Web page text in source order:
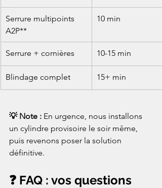
Serrure multipoints
A2P**
10 min
Serrure + cornières 10-15 min
Blindage complet 15+ min
💡 Note : En urgence, nous installons
un cylindre provisoire le soir même,
puis revenons poser la solution
définitive.
❓ FAQ : vos questions